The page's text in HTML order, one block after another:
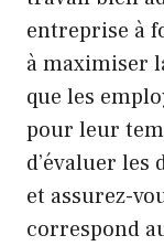
entreprise à
à maximiser
que les
pour leur
d’évaluer
et assurez-
correspond